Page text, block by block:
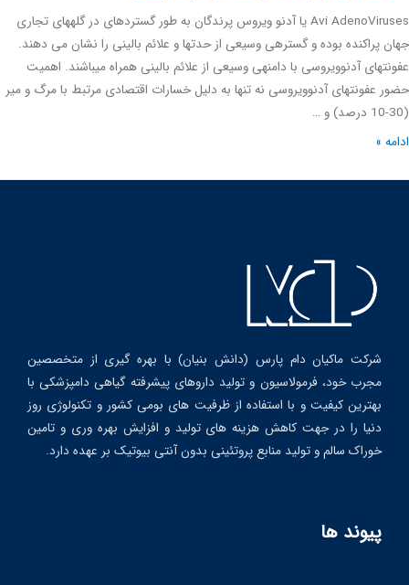
Avi AdenoViruses یا آدنو ویروس پرندگان به طور گسترده­ای در گله­های تجاری
پراکنده بوده و گستره­ی وسیعی از حدت­ها و علائم بالینی را نشان می دهند.
آدنوویروسی با دامنه­ی وسیعی از علائم بالینی همراه می­باشند. اهمیت
عفونت­های آدنوویروسی نه تنها به دلیل خسارات اقتصادی مرتبط با مرگ و میر
»
شرکت ماکیان دام پارس (دانش بنیان) با بهره گیری از متخصصین
مجرب خود، فرمولاسیون و تولید داروهای پیشرفته گیاهی دامپزشکی با
بهترین کیفیت و با استفاده از ظرفیت های بومی کشور و تکنولوژی روز
دنیا را در جهت کاهش هزینه های تولید و افزایش بهره وری و تامین
خوراک سالم و تولید منابع پروتئینی بدون آنتی بیوتیک بر عهده دارد.
پیوند ها